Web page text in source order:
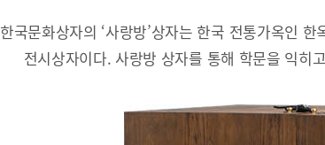
한국문화상자의 ‘사랑방’상자는 한국 전통가옥인
전시상자이다. 사랑방 상자를 통해 학문을 익히